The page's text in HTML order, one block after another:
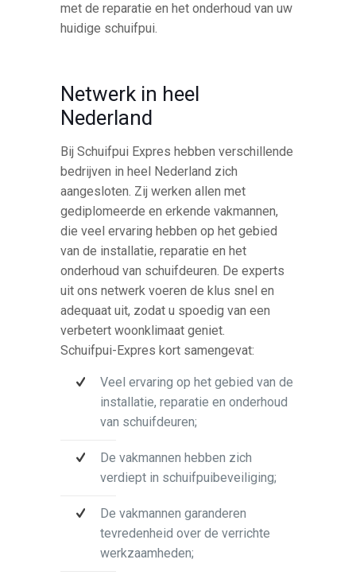
met de reparatie en het onderhoud van uw
huidige schuifpui.
Netwerk in heel
Nederland
Bij Schuifpui Expres hebben verschillende
bedrijven in heel Nederland zich
aangesloten. Zij werken allen met
gediplomeerde en erkende vakmannen,
die veel ervaring hebben op het gebied
van de installatie, reparatie en het
onderhoud van schuifdeuren. De experts
uit ons netwerk voeren de klus snel en
adequaat uit, zodat u spoedig van een
verbetert woonklimaat geniet.
Schuifpui-Expres kort samengevat:
Veel ervaring op het gebied van de
installatie, reparatie en onderhoud
van schuifdeuren;
De vakmannen hebben zich
verdiept in schuifpuibeveiliging;
De vakmannen garanderen
tevredenheid over de verrichte
werkzaamheden;